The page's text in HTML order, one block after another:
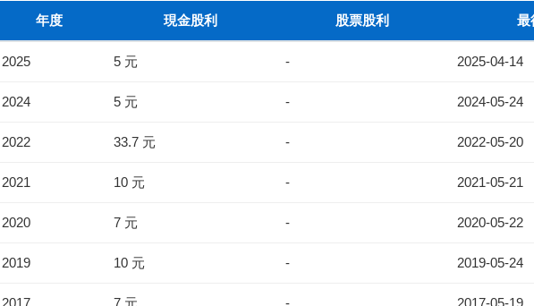
年度 現金股利 股票股利 最
2025 5 元 - 2025-04-14
2024 5 元 - 2024-05-24
2022 33.7 元 - 2022-05-20
2021 10 元 - 2021-05-21
2020 7 元 - 2020-05-22
2019 10 元 - 2019-05-24